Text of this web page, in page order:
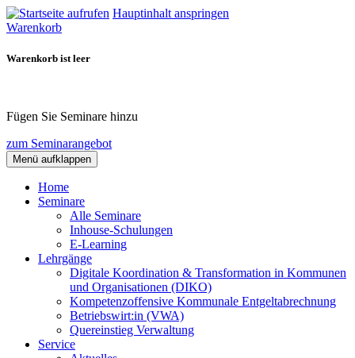
Hauptinhalt anspringen
Warenkorb
Warenkorb ist leer
Fügen Sie Seminare hinzu
zum Seminarangebot
Menü aufklappen
Home
Seminare
Alle Seminare
Inhouse-Schulungen
E-Learning
Lehrgänge
Digitale Koordination & Transformation in Kommunen
und Organisationen (DIKO)
Kompetenzoffensive Kommunale Entgeltabrechnung
Betriebswirt:in (VWA)
Quereinstieg Verwaltung
Service